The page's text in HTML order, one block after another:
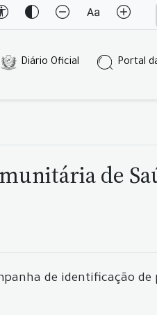
Diário Oficial Portal
de
de identificação de